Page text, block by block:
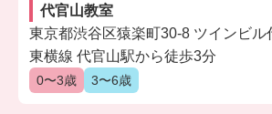
代官山教室
東京都渋谷区猿楽町30-8 ツインビル
東横線 代官山駅から徒歩3分
0〜3歳 3〜6歳